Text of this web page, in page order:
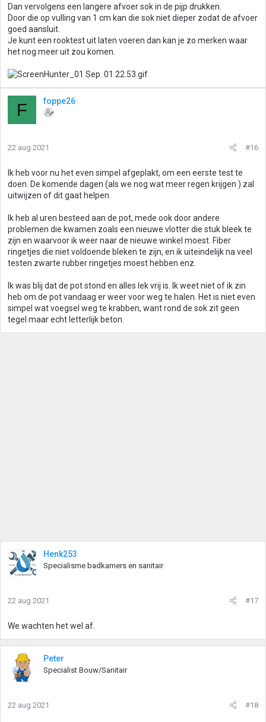
Dan vervolgens een langere afvoer sok in de pijp drukken.
Door die op vulling van 1 cm kan die sok niet dieper zodat de afvoer
goed aansluit.
Je kunt een rooktest uit laten voeren dan kan je zo merken waar
het nog meer uit zou komen.
F foppe26
22 aug 2021 #16
Ik heb voor nu het even simpel afgeplakt, om een eerste test te
doen. De komende dagen (als we nog wat meer regen krijgen ) zal
uitwijzen of dit gaat helpen.
Ik heb al uren besteed aan de pot, mede ook door andere
problemen die kwamen zoals een nieuwe vlotter die stuk bleek te
zijn en waarvoor ik weer naar de nieuwe winkel moest. Fiber
ringetjes die niet voldoende bleken te zijn, en ik uiteindelijk na veel
testen zwarte rubber ringetjes moest hebben enz.
Ik was blij dat de pot stond en alles lek vrij is. Ik weet niet of ik zin
heb om de pot vandaag er weer voor weg te halen. Het is niet even
simpel wat voegsel weg te krabben, want rond de sok zit geen
tegel maar echt letterlijk beton.
Henk253
Specialisme badkamers en sanitair
22 aug 2021 #17
We wachten het wel af.
Peter
Specialist Bouw/Sanitair
22 aug 2021 #18